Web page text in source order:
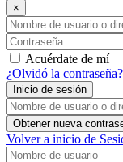
×
Nombre de usuario o
Contraseña
Acuérdate de mí
¿Olvidó la contraseña?
Inicio de sesión
Nombre de usuario o
Obtener nueva
Volver a inicio de
Nombre de usuario